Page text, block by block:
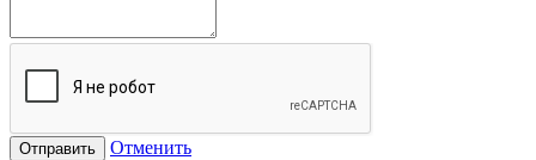
Отправить Отменить